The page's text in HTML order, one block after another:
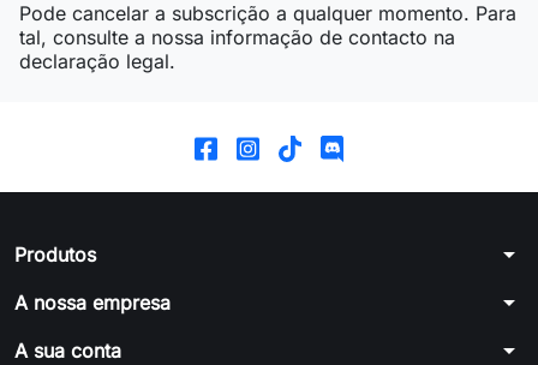
Pode cancelar a subscrição a qualquer momento. Para
tal, consulte a nossa informação de contacto na
declaração legal.
Produtos arrow_drop_down
A nossa empresa arrow_drop_down
A sua conta arrow_drop_down